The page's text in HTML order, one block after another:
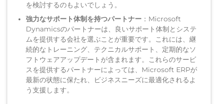
を検討するのもよいでしょう。
強力なサポート体制を持つパートナー ：Microsoft
Dynamicsのパートナーは、良いサポート体制とシステ
ムを提供する会社を選ぶことが重要です。これには、継
続的なトレーニング、テクニカルサポート、定期的なソ
フトウェアアップデートが含まれます。これらのサービ
スを提供するパートナーによっては、Microsoft ERPが
最新の状態に保たれ、ビジネスニーズに最適化されるよ
う支援します。